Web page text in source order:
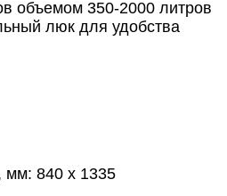
объемом 350-2000 литров
люк для удобства
мм: 840 х 1335